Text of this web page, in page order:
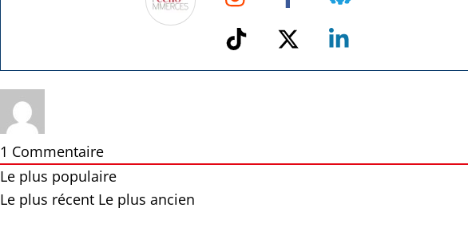
TikTok
Twitter
1 Commentaire
Le plus populaire
Le plus récent Le plus ancien